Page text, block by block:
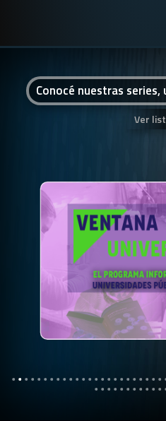
Conocé nuestras
Ver